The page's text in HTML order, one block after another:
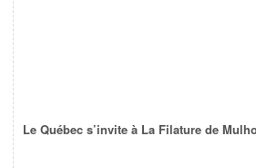
Le Québec s’invite à La Filature de